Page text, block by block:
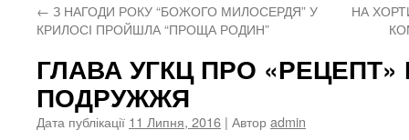
← З НАГОДИ РОКУ “БОЖОГО МИЛОСЕРДЯ” У
КРИЛОСІ ПРОЙШЛА “ПРОЩА РОДИН”
НА
ГЛАВА УГКЦ ПРО
ПОДРУЖЖЯ
Дата публікації 11 Липня, 2016 | Авторadmin